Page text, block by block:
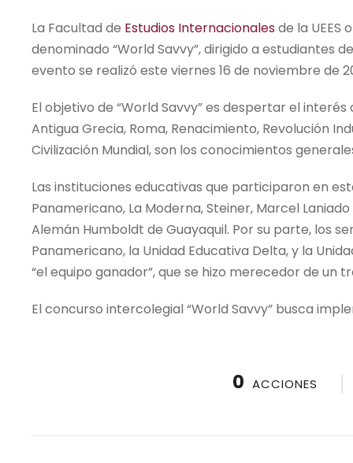
La Facultad de Estudios Internacionalesde la
denominado “World Savvy”, dirigido a estudiantes
evento se realizó este viernes 16 de noviembre de
El objetivo de “World Savvy” es despertar el
Antigua Grecia, Roma, Renacimiento, Revolución
Civilización Mundial, son los conocimientos
Las instituciones educativas que participaron en
Panamericano, La Moderna, Steiner, Marcel
Alemán Humboldt de Guayaquil. Por su parte, los
Panamericano, la Unidad Educativa Delta, y la
“el equipo ganador”, que se hizo merecedor de
El concurso intercolegial “World Savvy” busca
0 ACCIONES